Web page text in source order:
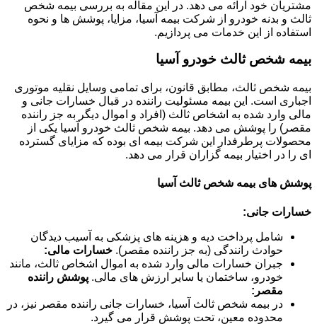
مشتریان خود ارائه می دهد. در این مقاله به بررسی بیمه شخص
ثالث و بدنه خودرو از شرکت بیمه آسیا، مزایا، پوشش ها و نحوه
استفاده از این خدمات می پردازیم.
بیمه شخص ثالث خودرو آسیا
بیمه شخص ثالث، مطابق قانون، برای تمامی وسایل نقلیه موتوری
اجباری است. این بیمه مسئولیت راننده در قبال خسارات جانی و
مالی وارد شده به اشخاص ثالث (افراد و اموال دیگر به جز راننده
مقصر) را پوشش می دهد. بیمه شخص ثالث خودرو آسیا یکی از
محصولات پرطرفدار این شرکت بیمه ای بوده که مزایای گسترده
ای را در اختیار بیمه گزاران قرار می دهد.
پوشش های بیمه شخص ثالث آسیا
خسارات جانی:
شامل پرداخت دیه و هزینه های پزشکی به آسیب دیدگان
حوادث رانندگی (به جز راننده مقصر). خسارات مالی:
جبران خسارات مالی وارد شده به اموال اشخاص ثالث، مانند
خودرو، ساختمان یا سایر ارزش های مالی. پوشش راننده
مقصر:
در بیمه شخص ثالث آسیا، خسارات جانی راننده مقصر نیز، در
محدوده معین، تحت پوشش قرار می گیرد.